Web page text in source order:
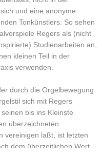
und eine anonyme
Tonkünstlers. So sehen
Regers als (nicht
Studienarbeiten an,
kleinen Teil in der
verwenden.
durch die Orgelbewegung
sich mit Regers
bis ins Kleinste
überzeichneten
vereinigen laßt, ist letzten
dem überzeitlichen Wert